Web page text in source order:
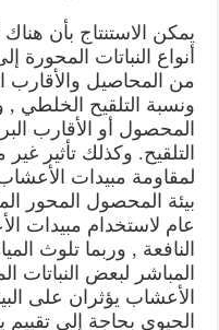
يمكن الاستنتاج بأن
أنواع النباتات المحورة
من المحاصيل والأقارب
ونسبة التلقيح الخلطي ,
المحصول أو الأقارب
التلقيح. وكذلك تأثير غير
لمقاومة مبيدات
بيئة المحصول المحور
عام لاستخدام مبيدات
النافعة , وربما تلوث
المباشر لبعض النباتات
الأعشاب يؤثران على
الحيوي بحاجة إلى